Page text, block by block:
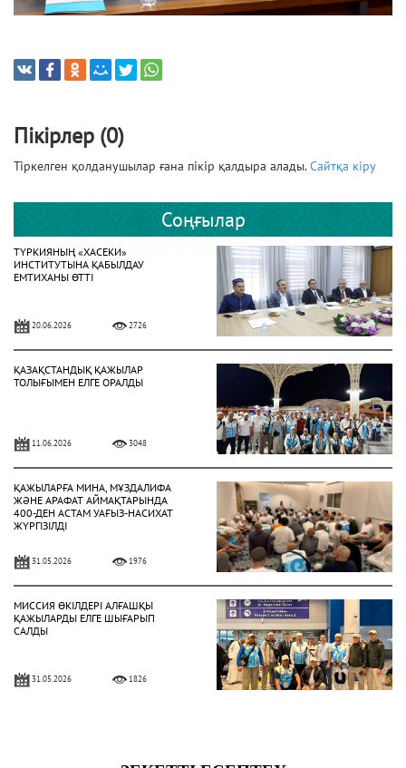
Пікірлер (0)
Тіркелген қолданушылар ғана пікір қалдыра алады.Сайтқа кіру
Соңғылар
ТҮРКИЯНЫҢ «ХАСЕКИ»
ИНСТИТУТЫНА ҚАБЫЛДАУ
ЕМТИХАНЫ ӨТТІ
20.06.2026 2726
ҚАЗАҚСТАНДЫҚ ҚАЖЫЛАР
ТОЛЫҒЫМЕН ЕЛГЕ ОРАЛДЫ
11.06.2026 3048
ҚАЖЫЛАРҒА МИНА, МҰЗДАЛИФА
ЖӘНЕ АРАФАТ АЙМАҚТАРЫНДА
400-ДЕН АСТАМ УАҒЫЗ-НАСИХАТ
ЖҮРГІЗІЛДІ
31.05.2026 1976
МИССИЯ ӨКІЛДЕРІ АЛҒАШҚЫ
ҚАЖЫЛАРДЫ ЕЛГЕ ШЫҒАРЫП
САЛДЫ
31.05.2026 1826